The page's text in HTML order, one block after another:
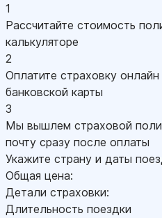
1
Рассчитайте стоимость
калькуляторе
2
Оплатите страховку
банковской карты
3
Мы вышлем страховой
почту сразу после оплаты
Укажите страну и даты
Общая цена:
Детали страховки:
Длительность поездки